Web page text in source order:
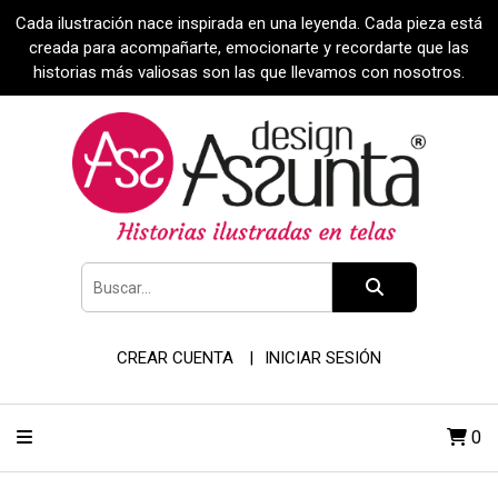
Cada ilustración nace inspirada en una leyenda. Cada pieza está
creada para acompañarte, emocionarte y recordarte que las
historias más valiosas son las que llevamos con nosotros.
CREAR CUENTA INICIAR SESIÓN
0